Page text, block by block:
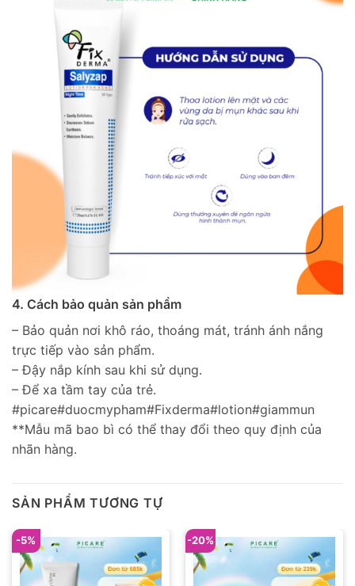
4. Cách bảo quản sản phẩm
– Bảo quản nơi khô ráo, thoáng mát, tránh ánh nắng
trực tiếp vào sản phẩm.
– Đậy nắp kính sau khi sử dụng.
– Để xa tầm tay của trẻ.
#picare#duocmypham#Fixderma#lotion#giammun
**Mẫu mã bao bì có thể thay đổi theo quy định của
nhãn hàng.
SẢN PHẨM TƯƠNG TỰ
-5% -20%